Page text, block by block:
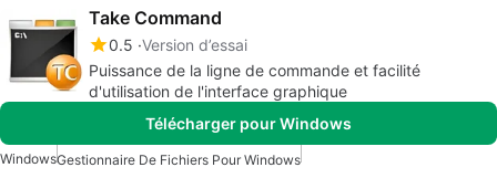
Take Command
0.5 Version d’essai
Puissance de la ligne de commande et facilité
d'utilisation de l'interface graphique
Télécharger pour Windows
WindowsGestionnaire De Fichiers Pour Windows